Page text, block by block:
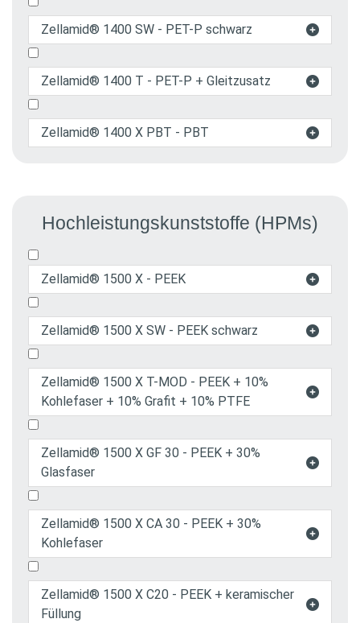
Zellamid® 1400 SW - PET-P schwarz 
Zellamid® 1400 T - PET-P + Gleitzusatz 
Zellamid® 1400 X PBT - PBT 
Hochleistungs­kunststoffe (HPMs)
Zellamid® 1500 X - PEEK 
Zellamid® 1500 X SW - PEEK schwarz 
Zellamid® 1500 X T-MOD - PEEK + 10%
Kohlefaser + 10% Grafit + 10% PTFE

Zellamid® 1500 X GF 30 - PEEK + 30%
Glasfaser

Zellamid® 1500 X CA 30 - PEEK + 30%
Kohlefaser

Zellamid® 1500 X C20 - PEEK + keramischer
Füllung
